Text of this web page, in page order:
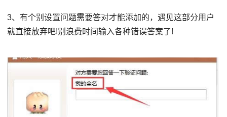
3、有个别设置问题需要答对才能添加的，遇见这部分用户
就直接放弃吧!别浪费时间输入各种错误答案了!